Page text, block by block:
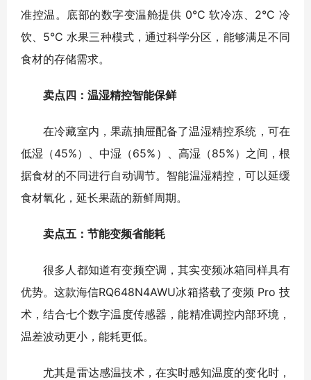
准控温。底部的数字变温舱提供 0°C 软冷冻、2°C 冷
饮、5°C 水果三种模式，通过科学分区，能够满足不同
食材的存储需求。
卖点四：温湿精控智能保鲜
在冷藏室内，果蔬抽屉配备了温湿精控系统，可在
低湿（45%）、中湿（65%）、高湿（85%）之间，根
据食材的不同进行自动调节。智能温湿精控，可以延缓
食材氧化，延长果蔬的新鲜周期。
卖点五：节能变频省能耗
很多人都知道有变频空调，其实变频冰箱同样具有
优势。这款海信RQ648N4AWU冰箱搭载了变频 Pro 技
术，结合七个数字温度传感器，能精准调控内部环境，
温差波动更小，能耗更低。
尤其是雷达感温技术，在实时感知温度的变化时，